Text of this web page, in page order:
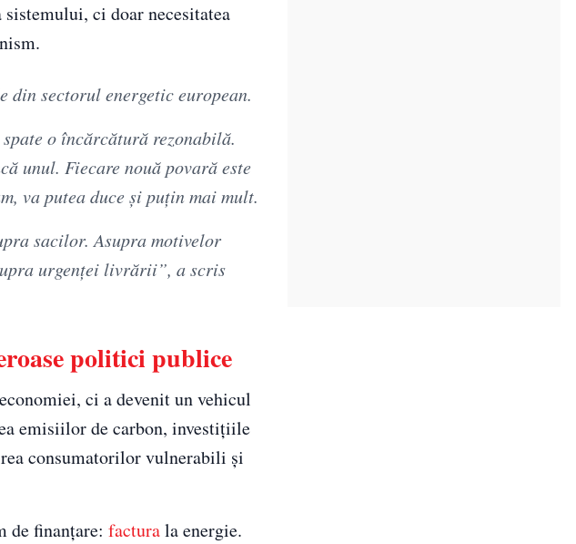
ci doar necesitatea
sectorul energetic european.
o încărcătură rezonabilă.
unul. Fiecare nouă povară este
va putea duce și puțin mai mult.
sacilor. Asupra motivelor
urgenței livrării”, a scris
politici publice
ci a devenit un vehicul
emisiilor de carbon, investițiile
consumatorilor vulnerabili și
de finanțare: facturala energie.